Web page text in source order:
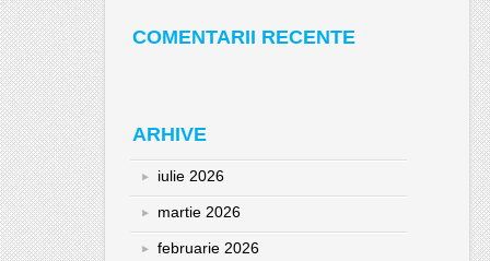
COMENTARII RECENTE
ARHIVE
iulie 2026
martie 2026
februarie 2026